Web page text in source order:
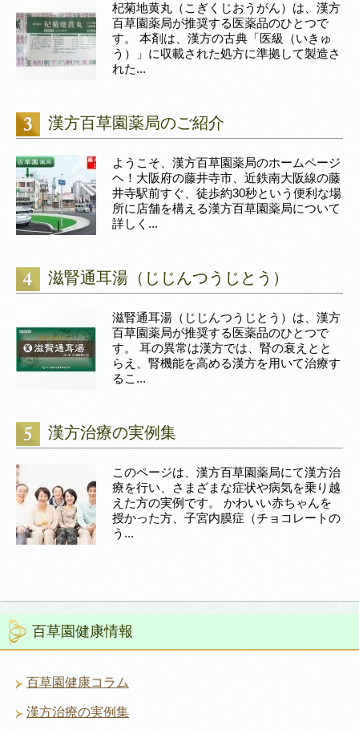
杞菊地黄丸（こぎくじおうがん）は、漢方
百草園薬局が推奨する医薬品のひとつで
す。 本剤は、漢方の古典「医級（いきゅ
う）」に収載された処方に準拠して製造さ
れた...
漢方百草園薬局のご紹介
ようこそ、漢方百草園薬局のホームページ
ヘ！大阪府の藤井寺市、近鉄南大阪線の藤
井寺駅前すぐ、徒歩約30秒という便利な場
所に店舗を構える漢方百草園薬局について
詳しく...
滋腎通耳湯（じじんつうじとう）
滋腎通耳湯（じじんつうじとう）は、漢方
百草園薬局が推奨する医薬品のひとつで
す。 耳の異常は漢方では、腎の衰えとと
らえ、腎機能を高める漢方を用いて治療す
るこ...
漢方治療の実例集
このページは、漢方百草園薬局にて漢方治
療を行い、さまざまな症状や病気を乗り越
えた方の実例です。 かわいい赤ちゃんを
授かった方、子宮内膜症（チョコレートの
う...
百草園健康情報
百草園健康コラム
漢方治療の実例集